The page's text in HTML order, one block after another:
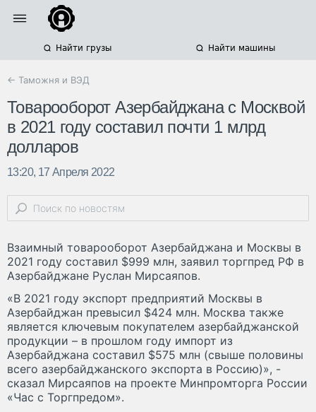
Найти грузы Найти машины
← Таможня и ВЭД
Товарооборот Азербайджана с Москвой
в 2021 году составил почти 1 млрд
долларов
13:20, 17 Апреля 2022
Взаимный товарооборот Азербайджана и Москвы в
2021 году составил $999 млн, заявил торгпред РФ в
Азербайджане Руслан Мирсаяпов.
«В 2021 году экспорт предприятий Москвы в
Азербайджан превысил $424 млн. Москва также
является ключевым покупателем азербайджанской
продукции – в прошлом году импорт из
Азербайджана составил $575 млн (свыше половины
всего азербайджанского экспорта в Россию)», -
сказал Мирсаяпов на проекте Минпромторга России
«Час с Торгпредом».